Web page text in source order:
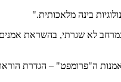
לא שגרתי, בהשראת אמנים
ה"פרומפט" – הגדרת